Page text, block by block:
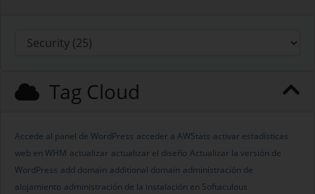
Tag Cloud
Accede al panel de WordPress acceder a AWStats activar estadísticas
web en WHM actualizar actualizar el diseño Actualizar la versión de
WordPress add domain additional domain administración de
alojamiento administración de la instalación en Softaculous